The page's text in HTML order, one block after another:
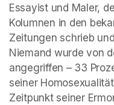
Essayist und Maler,
Kolumnen in den
Zeitungen schrieb
Niemand wurde von
angegriffen – 33
seiner
Zeitpunkt seiner